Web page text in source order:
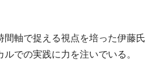
軸で捉える視点を培った伊藤氏
での実践に力を注いでいる。